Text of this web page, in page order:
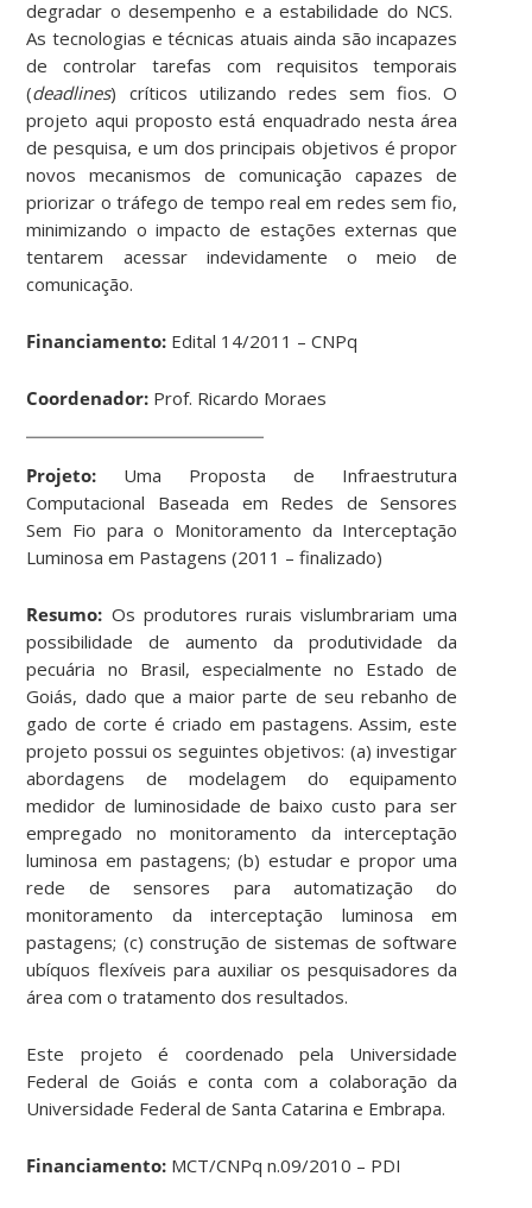
degradar o desempenho e a estabilidade do NCS.
As tecnologias e técnicas atuais ainda são incapazes
de controlar tarefas com requisitos temporais
(deadlines) críticos utilizando redes sem fios. O
projeto aqui proposto está enquadrado nesta área
de pesquisa, e um dos principais objetivos é propor
novos mecanismos de comunicação capazes de
priorizar o tráfego de tempo real em redes sem fio,
minimizando o impacto de estações externas que
tentarem acessar indevidamente o meio de
comunicação.
Financiamento: Edital 14/2011 – CNPq
Coordenador: Prof. Ricardo Moraes
Projeto: Uma Proposta de Infraestrutura
Computacional Baseada em Redes de Sensores
Sem Fio para o Monitoramento da Interceptação
Luminosa em Pastagens (2011 – finalizado)
Resumo: Os produtores rurais vislumbrariam uma
possibilidade de aumento da produtividade da
pecuária no Brasil, especialmente no Estado de
Goiás, dado que a maior parte de seu rebanho de
gado de corte é criado em pastagens. Assim, este
projeto possui os seguintes objetivos: (a) investigar
abordagens de modelagem do equipamento
medidor de luminosidade de baixo custo para ser
empregado no monitoramento da interceptação
luminosa em pastagens; (b) estudar e propor uma
rede de sensores para automatização do
monitoramento da interceptação luminosa em
pastagens; (c) construção de sistemas de software
ubíquos flexíveis para auxiliar os pesquisadores da
área com o tratamento dos resultados.
Este projeto é coordenado pela Universidade
Federal de Goiás e conta com a colaboração da
Universidade Federal de Santa Catarina e Embrapa.
Financiamento: MCT/CNPq n.09/2010 – PDI